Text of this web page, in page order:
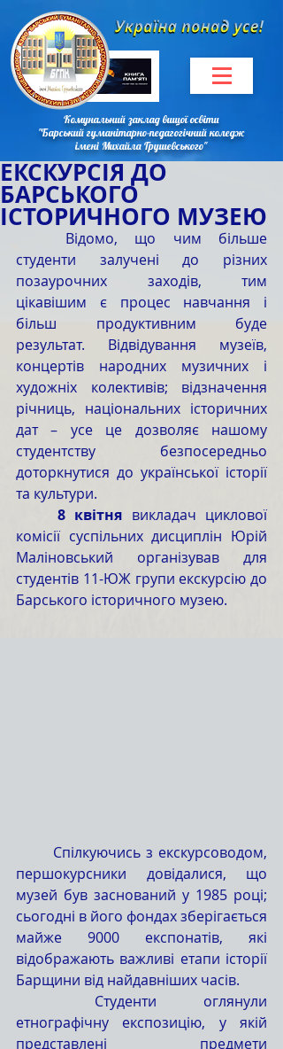
Комунальний заклад вищої освіти
"Барський гуманітарно-педагогічний коледж
імені Михайла Грушевського"
ЕКСКУРСІЯ ДО
БАРСЬКОГО
ІСТОРИЧНОГО МУЗЕЮ
Відомо, що чим більше
студенти залучені до різних
позаурочних заходів, тим
цікавішим є процес навчання і
більш продуктивним буде
результат. Відвідування музеїв,
концертів народних музичних і
художніх колективів; відзначення
річниць, національних історичних
дат – усе це дозволяє нашому
студентству безпосередньо
доторкнутися до української історії
та культури.
8 квітня викладач циклової
комісії суспільних дисциплін Юрій
Маліновський організував для
студентів 11-ЮЖ групи екскурсію до
Барського історичного музею.
Спілкуючись з екскурсоводом,
першокурсники довідалися, що
музей був заснований у 1985 році;
сьогодні в його фондах зберігається
майже 9000 експонатів, які
відображають важливі етапи історії
Барщини від найдавніших часів.
Студенти оглянули
етнографічну експозицію, у якій
представлені предмети